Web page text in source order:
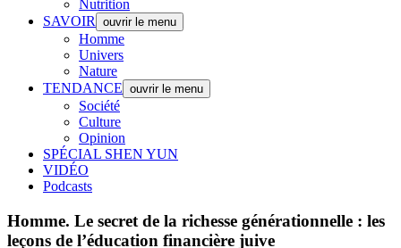
Nutrition
SAVOIR
ouvrir le menu
Homme
Univers
Nature
TENDANCE ouvrir le menu
Société
Culture
Opinion
SPÉCIAL SHEN YUN
VIDÉO
Podcasts
Homme. Le secret de la richesse générationnelle : les
leçons de l’éducation financière juive